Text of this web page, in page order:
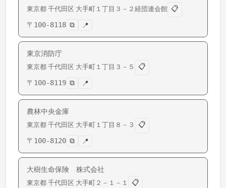
東京都 千代田区 大手町 １丁目３－２経団連会館 📋
〒 100-8118 ⧉ 📍
東京消防庁
東京都 千代田区 大手町 １丁目３－５
📋
〒 100-8119 ⧉ 📍
農林中央金庫
東京都 千代田区 大手町 １丁目８－３
📋
〒 100-8120 ⧉ 📍
大樹生命保険 株式会社
東京都 千代田区 大手町 ２－１－１
📋